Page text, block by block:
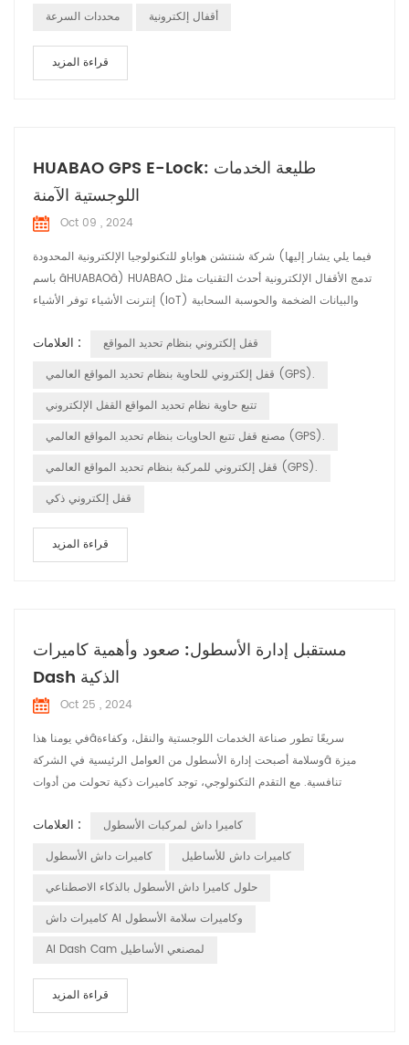
محددات السرعة
أقفال إلكترونية
قراءة المزيد
HUABAO GPS E-Lock: طليعة الخدمات
اللوجستية الآمنة
Oct 09 , 2024
شركة شنتشن هواباو للتكنولوجيا الإلكترونية المحدودة (فيما يلي يشار إليها
باسم âHUABAOâ) HUABAO تدمج الأقفال الإلكترونية أحدث التقنيات مثل
إنترنت الأشياء توفر الأشياء (IoT) والبيانات الضخمة والحوسبة السحابية
والمراقبة في الوقت الحقيقي: يتم تمكين الأقفال الإلكترونية HUABAO تتبع
نقل البضائع في الوقت الحقيقي، وتحقيق تحديد المواقع بدق...
العلامات :
قفل إلكتروني بنظام تحديد المواقع
قفل إلكتروني للحاوية بنظام تحديد المواقع العالمي (GPS).
تتبع حاوية نظام تحديد المواقع القفل الإلكتروني
مصنع قفل تتبع الحاويات بنظام تحديد المواقع العالمي (GPS).
قفل إلكتروني للمركبة بنظام تحديد المواقع العالمي (GPS).
قفل إلكتروني ذكي
قراءة المزيد
مستقبل إدارة الأسطول: صعود وأهمية كاميرات
Dash الذكية
Oct 25 , 2024
في يومنا هذاâسريعًا تطور صناعة الخدمات اللوجستية والنقل، وكفاءة
وسلامة أصبحت إدارة الأسطول من العوامل الرئيسية في الشركةâ ميزة
تنافسية. مع التقدم التكنولوجي، توجد كاميرات ذكية تحولت من أدوات
الأسطول. هذه المقالة سوف تستكشف الاتجاهات و أهمية كاميرات القيادة
الذكية في إدارة الأسطول وكيف يمكن أن تساعد تعمل الشركات على تعزيز
العلامات :
كاميرا داش لمركبات الأسطول
كاميرات داش الأسطول
كاميرات داش للأساطيل
حلول كاميرا داش الأسطول بالذكاء الاصطناعي
كاميرات داش AI وكاميرات سلامة الأسطول
AI Dash Cam لمصنعي الأساطيل
قراءة المزيد